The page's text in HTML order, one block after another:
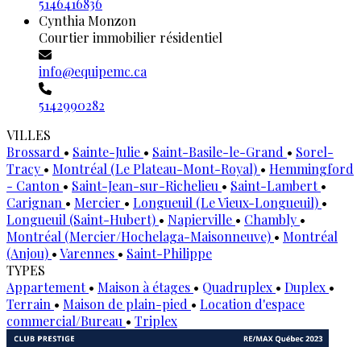
5146416836
Cynthia Monzon
Courtier immobilier résidentiel
info@equipemc.ca
5142990282
VILLES
Brossard • Sainte-Julie • Saint-Basile-le-Grand • Sorel-
Tracy • Montréal (Le Plateau-Mont-Royal) • Hemmingford
- Canton • Saint-Jean-sur-Richelieu • Saint-Lambert•
Carignan • Mercier • Longueuil (Le Vieux-Longueuil) •
Longueuil (Saint-Hubert) • Napierville • Chambly •
Montréal (Mercier/Hochelaga-Maisonneuve) • Montréal
(Anjou) •Varennes • Saint-Philippe
TYPES
Appartement• Maison à étages • Quadruplex • Duplex •
Terrain • Maison de plain-pied • Location d'espace
commercial/Bureau • Triplex